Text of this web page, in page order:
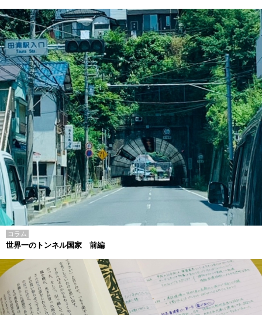
コラム
世界一のトンネル国家 前編